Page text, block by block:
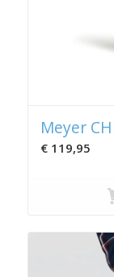
Meyer
€119,95